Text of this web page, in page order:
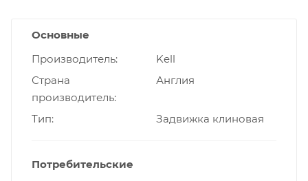
Основные
Производитель
Kell
Страна
производитель
Англия
Тип Задвижка клиновая
Потребительские